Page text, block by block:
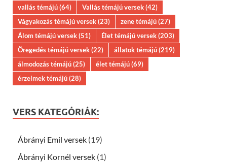
vallás témájú(64) Vallás témájú versek(42)
Vágyakozás témájú versek(23) zene témájú(27)
Álom témájú versek(51) Élet témájú versek(203)
Öregedés témájú versek(22) állatok témájú(219)
álmodozás témájú(25) élet témájú(69)
érzelmek témájú(28)
VERS KATEGÓRIÁK:
Ábrányi Emil versek (19)
Ábrányi Kornél versek (1)